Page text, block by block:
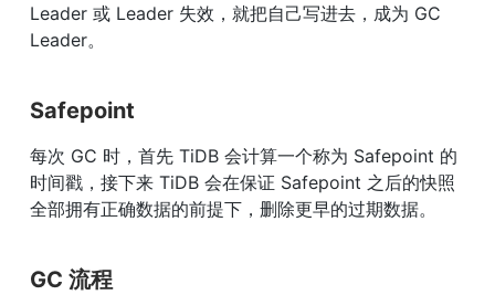
Leader 或 Leader 失效，就把自己写进去，成为 GC
Leader。
Safepoint
每次 GC 时，首先 TiDB 会计算一个称为 Safepoint 的
时间戳，接下来 TiDB 会在保证 Safepoint 之后的快照
全部拥有正确数据的前提下，删除更早的过期数据。
GC 流程